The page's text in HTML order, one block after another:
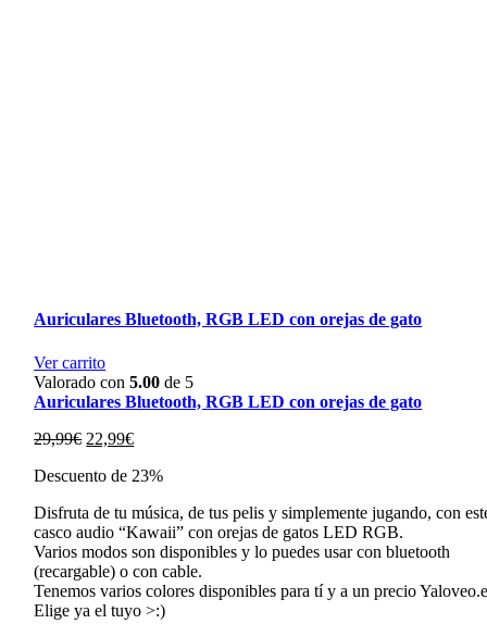
Auriculares Bluetooth, RGB LED con orejas de gato
Ver carrito
Valorado con5.00 de 5
Auriculares Bluetooth, RGB LED con orejas de gato
29,99€ El
original
29,99€.
22,99€El
actual
22,99€.
Descuento de 23%
Disfruta de tu música, de tus pelis y simplemente jugando, con
casco audio “Kawaii” con orejas de gatos LED RGB.
Varios modos son disponibles y lo puedes usar con bluetooth
(recargable) o con cable.
Tenemos varios colores disponibles para tí y a un precio
Elige ya el tuyo >:)